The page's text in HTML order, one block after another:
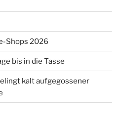
Shops 2026
bis in die Tasse
kalt aufgegossener